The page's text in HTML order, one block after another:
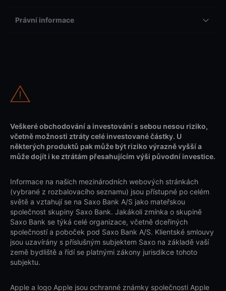
Právní informace
Veškeré obchodování a investování s sebou nesou riziko,
včetně možnosti ztráty celé investované částky. U
některých produktů pak může být riziko výrazně vyšší a
může dojít i ke ztrátám přesahujícím výši původní investice.
Informace na našich mezinárodních webových stránkách
(vybrané z rozbalovacího seznamu) jsou přístupné po celém
světě a vztahují se na Saxo Bank A/S jako mateřskou
společnost skupiny Saxo Bank. Jakákoli zmínka o skupině
Saxo Bank se týká celé organizace, včetně dceřiných
společností a poboček pod Saxo Bank A/S. Klientské smlouvy
jsou uzavírány s příslušným subjektem Saxo na základě vaší
země bydliště a řídí se platnými zákony jurisdikce tohoto
subjektu.
Apple a logo Apple jsou ochranné známky společnosti Apple